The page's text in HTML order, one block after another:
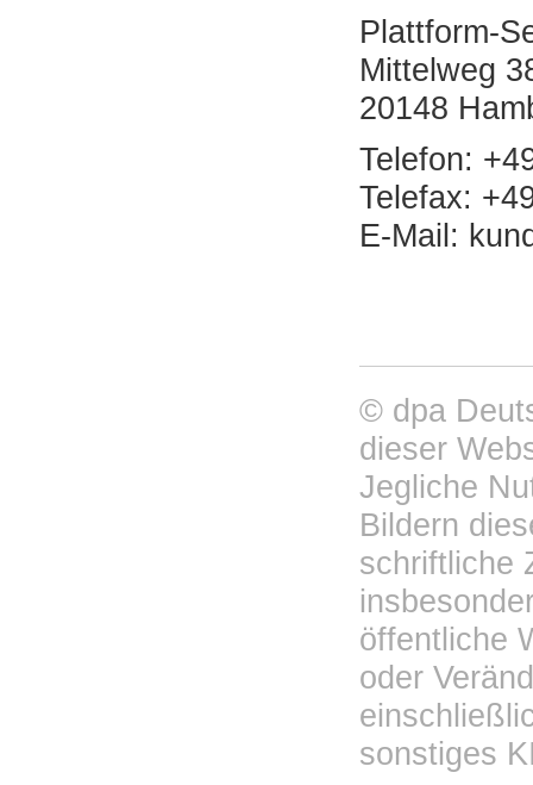
Plattform-
Mittelweg
20148
Telefon:
Telefax:
E-Mail:
© dpa
dieser
Jegliche
Bildern
schriftliche
öffentliche
oder
sonstiges